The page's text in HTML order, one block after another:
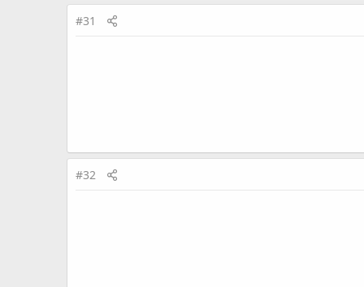
#31
#32